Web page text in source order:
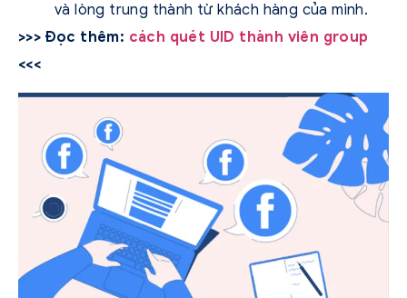
và lòng trung thành từ khách hàng của mình.
>>> Đọc thêm: cách quét UID thành viên group
<<<